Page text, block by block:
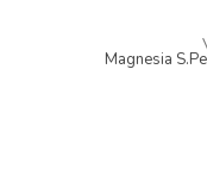
Magnesia